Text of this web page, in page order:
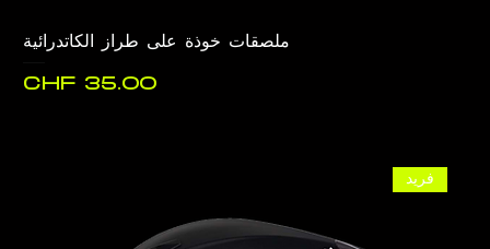
ملصقات خوذة على طراز الكاتدرائية
السعر
فريد